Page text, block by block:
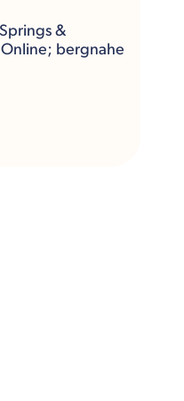
&
bergnahe